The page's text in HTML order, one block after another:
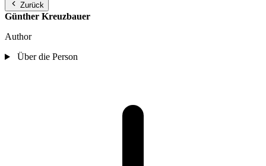
Zurück
Günther Kreuzbauer
Author
Über die Person